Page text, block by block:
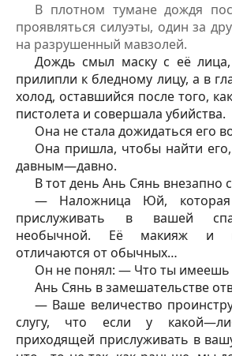
В плотном тумане дождя
проявляться силуэты, один за
на разрушенный мавзолей.
Дождь смыл маску с её
прилипли к бледному лицу, а в
холод, оставшийся после того,
пистолета и совершала убийства.
Она не стала дожидаться его
Она пришла, чтобы найти
давным—давно.
В тот день Ань Сянь внезапно
— Наложница Юй, которая
прислуживать в вашей
необычной. Её макияж и
отличаются от обычных…
Он не понял: — Что ты имеешь
Ань Сянь в замешательстве
— Ваше величество
слугу, что если у
приходящей прислуживать в